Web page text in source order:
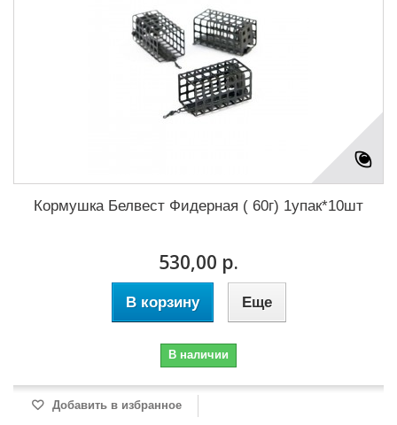
Кормушка Белвест Фидерная ( 60г) 1упак*10шт
530,00 р.
В корзину Еще
В наличии
Добавить в избранное